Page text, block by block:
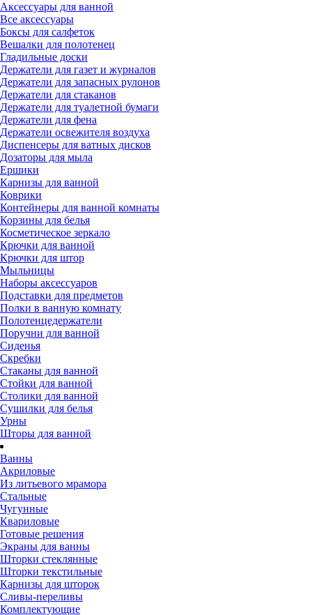
Аксессуары для ванной
Все аксессуары
Боксы для салфеток
Вешалки для полотенец
Гладильные доски
Держатели для газет и журналов
Держатели для запасных рулонов
Держатели для стаканов
Держатели для туалетной бумаги
Держатели для фена
Держатели освежителя воздуха
Диспенсеры для ватных дисков
Дозаторы для мыла
Ершики
Карнизы для ванной
Коврики
Контейнеры для ванной комнаты
Корзины для белья
Косметическое зеркало
Крючки для ванной
Крючки для штор
Мыльницы
Наборы аксессуаров
Подставки для предметов
Полки в ванную комнату
Полотенцедержатели
Поручни для ванной
Сиденья
Скребки
Стаканы для ванной
Стойки для ванной
Столики для ванной
Сушилки для белья
Урны
Шторы для ванной
Ванны
Акриловые
Из литьевого мрамора
Стальные
Чугунные
Квариловые
Готовые решения
Экраны для ванны
Шторки стеклянные
Шторки текстильные
Карнизы для шторок
Сливы-переливы
Комплектующие